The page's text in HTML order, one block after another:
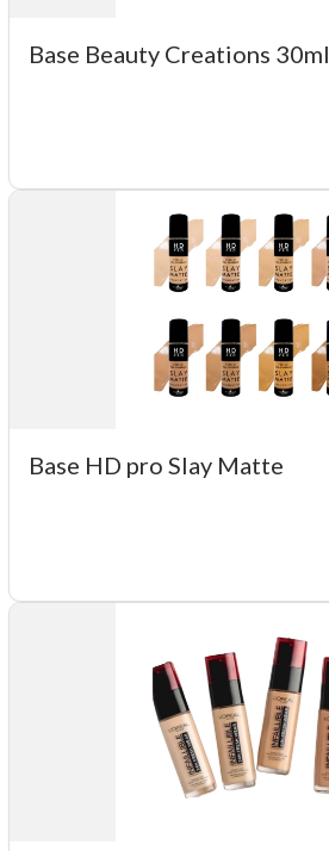
Base Beauty Creations 30ml
Base HD pro Slay Matte